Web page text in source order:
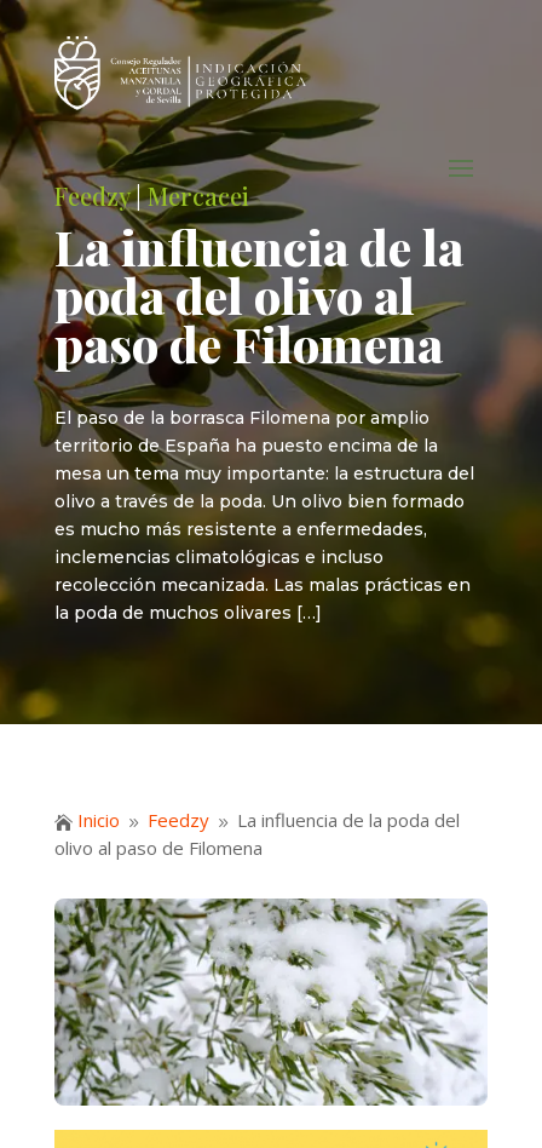
Feedzy|Mercacei
La influencia de la
poda del olivo al
paso de Filomena
El paso de la borrasca Filomena por amplio
territorio de España ha puesto encima de la
mesa un tema muy importante: la estructura del
olivo a través de la poda. Un olivo bien formado
es mucho más resistente a enfermedades,
inclemencias climatológicas e incluso
recolección mecanizada. Las malas prácticas en
la poda de muchos olivares […]
 Inicio 9 Feedzy 9 La influencia de la poda del
olivo al paso de Filomena